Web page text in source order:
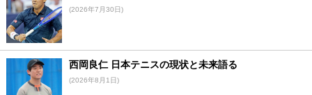
(2026年7月30日)
西岡良仁 日本テニスの現状と未来語る
(2026年8月1日)